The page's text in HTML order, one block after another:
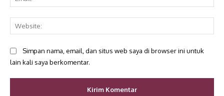
Simpan nama, email, dan situs web saya di browser ini untuk
lain kali saya berkomentar.